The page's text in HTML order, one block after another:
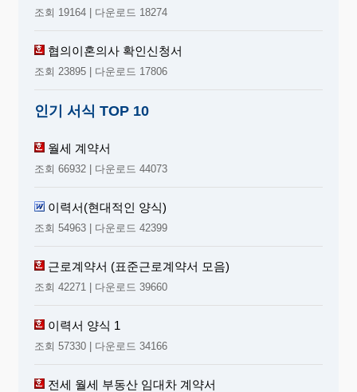
조회 19164 | 다운로드 18274
협의이혼의사 확인신청서
조회 23895 | 다운로드 17806
인기 서식 TOP 10
월세 계약서
조회 66932 | 다운로드 44073
이력서(현대적인 양식)
조회 54963 | 다운로드 42399
근로계약서 (표준근로계약서 모음)
조회 42271 | 다운로드 39660
이력서 양식 1
조회 57330 | 다운로드 34166
전세 월세 부동산 임대차 계약서